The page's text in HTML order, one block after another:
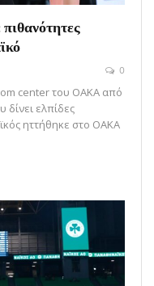
0
center του ΟΑΚΑ από
ελπίδες
ηττήθηκε στο ΟΑΚΑ